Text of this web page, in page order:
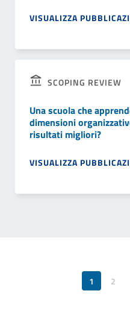
VISUALIZZA
SCOPING REVIEW
Una scuola che
dimensioni
risultati migliori?
VISUALIZZA
1 2